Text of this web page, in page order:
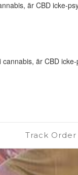
är CBD icke-
är CBD
Track Order